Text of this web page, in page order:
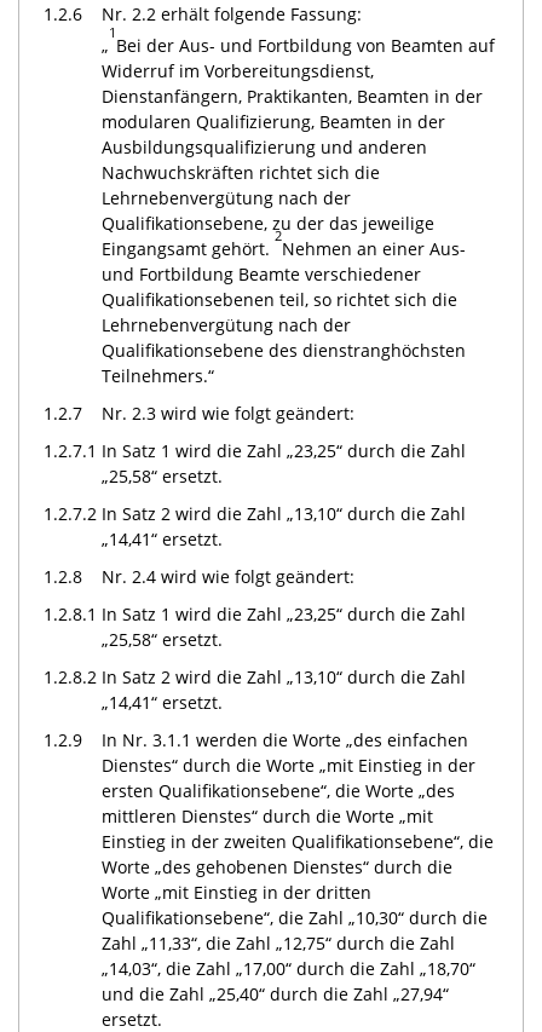
1.2.6
Nr. 2.2 erhält folgende Fassung:
„
1
Bei der Aus- und Fortbildung von Beamten auf
Widerruf im Vorbereitungsdienst,
Dienstanfängern, Praktikanten, Beamten in der
modularen Qualifizierung, Beamten in der
Ausbildungsqualifizierung und anderen
Nachwuchskräften richtet sich die
Lehrnebenvergütung nach der
Qualifikationsebene, zu der das jeweilige
Eingangsamt gehört.
2
Nehmen an einer Aus-
und Fortbildung Beamte verschiedener
Qualifikationsebenen teil, so richtet sich die
Lehrnebenvergütung nach der
Qualifikationsebene des dienstranghöchsten
Teilnehmers.“
1.2.7
Nr. 2.3 wird wie folgt geändert:
1.2.7.1 In Satz 1 wird die Zahl „23,25“ durch die Zahl
„25,58“ ersetzt.
1.2.7.2 In Satz 2 wird die Zahl „13,10“ durch die Zahl
„14,41“ ersetzt.
1.2.8
Nr. 2.4 wird wie folgt geändert:
1.2.8.1 In Satz 1 wird die Zahl „23,25“ durch die Zahl
„25,58“ ersetzt.
1.2.8.2 In Satz 2 wird die Zahl „13,10“ durch die Zahl
„14,41“ ersetzt.
1.2.9
In Nr. 3.1.1 werden die Worte „des einfachen
Dienstes“ durch die Worte „mit Einstieg in der
ersten Qualifikationsebene“, die Worte „des
mittleren Dienstes“ durch die Worte „mit
Einstieg in der zweiten Qualifikationsebene“, die
Worte „des gehobenen Dienstes“ durch die
Worte „mit Einstieg in der dritten
Qualifikationsebene“, die Zahl „10,30“ durch die
Zahl „11,33“, die Zahl „12,75“ durch die Zahl
„14,03“, die Zahl „17,00“ durch die Zahl „18,70“
und die Zahl „25,40“ durch die Zahl „27,94“
ersetzt.